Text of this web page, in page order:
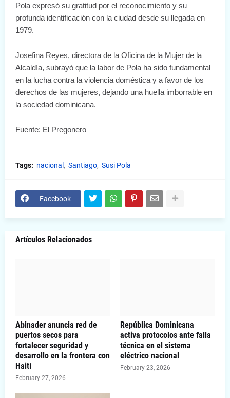
Pola expresó su gratitud por el reconocimiento y su
profunda identificación con la ciudad desde su llegada en
1979.
Josefina Reyes, directora de la Oficina de la Mujer de la
Alcaldía, subrayó que la labor de Pola ha sido fundamental
en la lucha contra la violencia doméstica y a favor de los
derechos de las mujeres, dejando una huella imborrable en
la sociedad dominicana.
Fuente: El Pregonero
Tags: nacional Santiago Susi Pola
Facebook
Artículos Relacionados
Abinader anuncia red de
puertos secos para
fortalecer seguridad y
desarrollo en la frontera con
Haití
February 27, 2026
República Dominicana
activa protocolos ante falla
técnica en el sistema
eléctrico nacional
February 23, 2026